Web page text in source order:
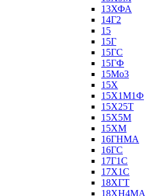
13ХФА
14Г2
15
15Г
15ГС
15ГФ
15Мо3
15Х
15Х1М1Ф
15Х25Т
15Х5М
15ХМ
16ГНМА
16ГС
17Г1С
17Х1С
18ХГТ
18ХН4МА